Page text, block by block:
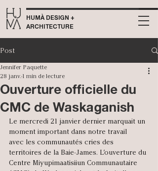
HUMÀ DESIGN +
ARCHITECTURE
Post
Ouverture officielle du
CMC de Waskaganish
Jennifer Paquette
28 janv. 1 min de lecture
Le mercredi 21 janvier dernier marquait un
moment important dans notre travail
avec les communautés cries des
territoires de la Baie-James. L’ouverture du
Centre Miyupimaatisiiun Communautaire